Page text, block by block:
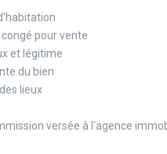
pour vente
et légitime
du bien
lieux
versée à l'agence